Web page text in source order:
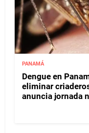
PANAMÁ
Dengue en
eliminar
anuncia jornada